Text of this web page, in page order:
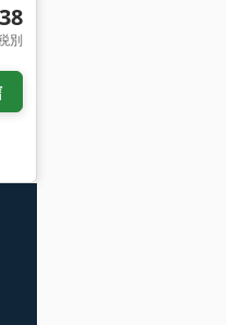
別